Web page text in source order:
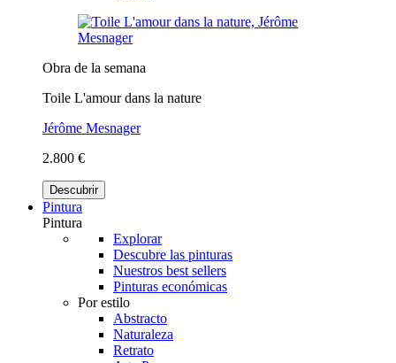
Obra de la semana
Toile L'amour dans la nature
Jérôme Mesnager
2.800 €
Descubrir
Pintura
Pintura
Explorar
Descubre las pinturas
Nuestros best sellers
Pinturas económicas
Por estilo
Abstracto
Naturaleza
Retrato